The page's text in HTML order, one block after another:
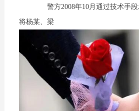
警方2008年10月通过技术手段发
将杨某、梁